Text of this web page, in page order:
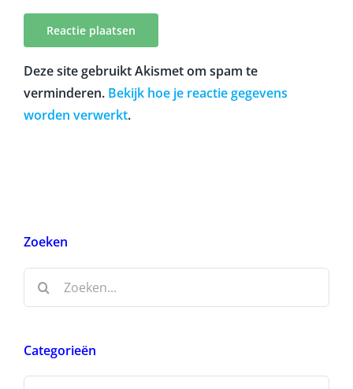
reageer.
Deze site gebruikt Akismet om spam te
verminderen.Bekijk hoe je reactie gegevens
Zoeken
Zoeken
Categorieën